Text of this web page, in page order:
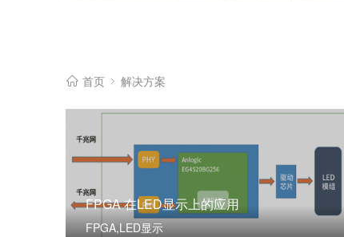
首页 解决方案
FPGA 在LED显示上的应用
FPGA,LED显示